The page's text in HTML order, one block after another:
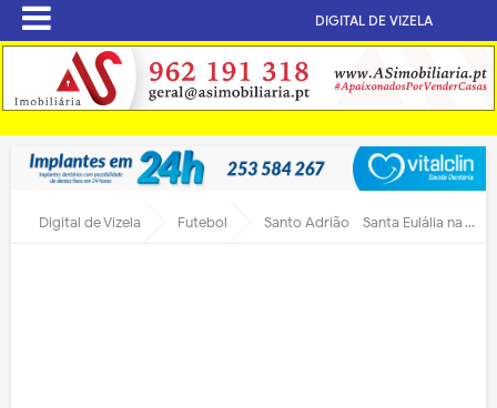
DIGITAL DE VIZELA
Digital de Vizela Futebol Santo Adrião - Santa Eulália na Taça AFB